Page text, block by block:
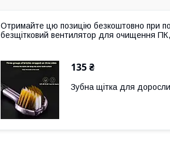
Отримайте цю позицію безкоштовно при
безщітковий вентилятор для очищення ПК,
135 ₴
Зубна щітка для